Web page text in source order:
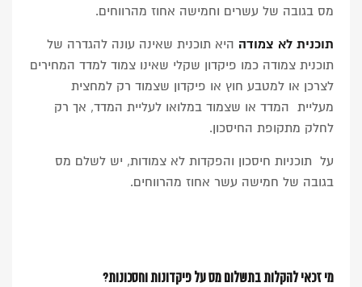
מס בגובה של עשרים וחמישה אחוז מהרווחים.
תוכנית לא צמודה היא תוכנית שאינה עונה להגדרה של
תוכנית צמודה כמו פיקדון שקלי שאינו צמוד למדד המחירים
לצרכן או למטבע חוץ או פיקדון שצמוד רק למחצית
מעליית המדד או שצמוד במלואו לעליית המדד, אך רק
לחלק מתקופת החיסכון.
על תוכניות חיסכון והפקדות לא צמודות, יש לשלם מס
בגובה של חמישה עשר אחוז מהרווחים.
מי זכאי להקלות בתשלום מס על פיקדונות וחסכונות?